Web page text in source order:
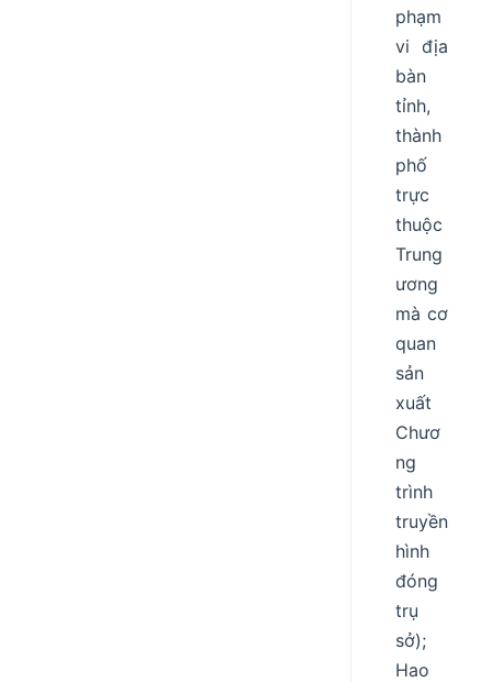
phạm
vi địa
bàn
tỉnh,
thành
phố
trực
thuộc
Trung
ương
mà cơ
quan
sản
xuất
Chươ
ng
trình
truyền
hình
đóng
trụ
sở);
Hao